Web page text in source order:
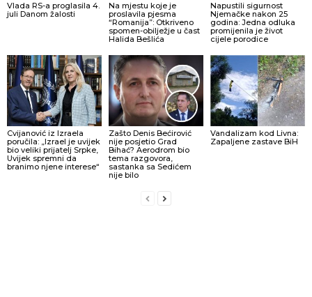
Vlada RS-a proglasila 4.
juli Danom žalosti
Na mjestu koje je
proslavila pjesma
“Romanija”: Otkriveno
spomen-obilježje u čast
Halida Bešlića
Napustili sigurnost
Njemačke nakon 25
godina: Jedna odluka
promijenila je život
cijele porodice
Cvijanović iz Izraela
poručila: „Izrael je uvijek
bio veliki prijatelj Srpke,
Uvijek spremni da
branimo njene interese“
Zašto Denis Bećirović
nije posjetio Grad
Bihać? Aerodrom bio
tema razgovora,
sastanka sa Sedićem
nije bilo
Vandalizam kod Livna:
Zapaljene zastave BiH